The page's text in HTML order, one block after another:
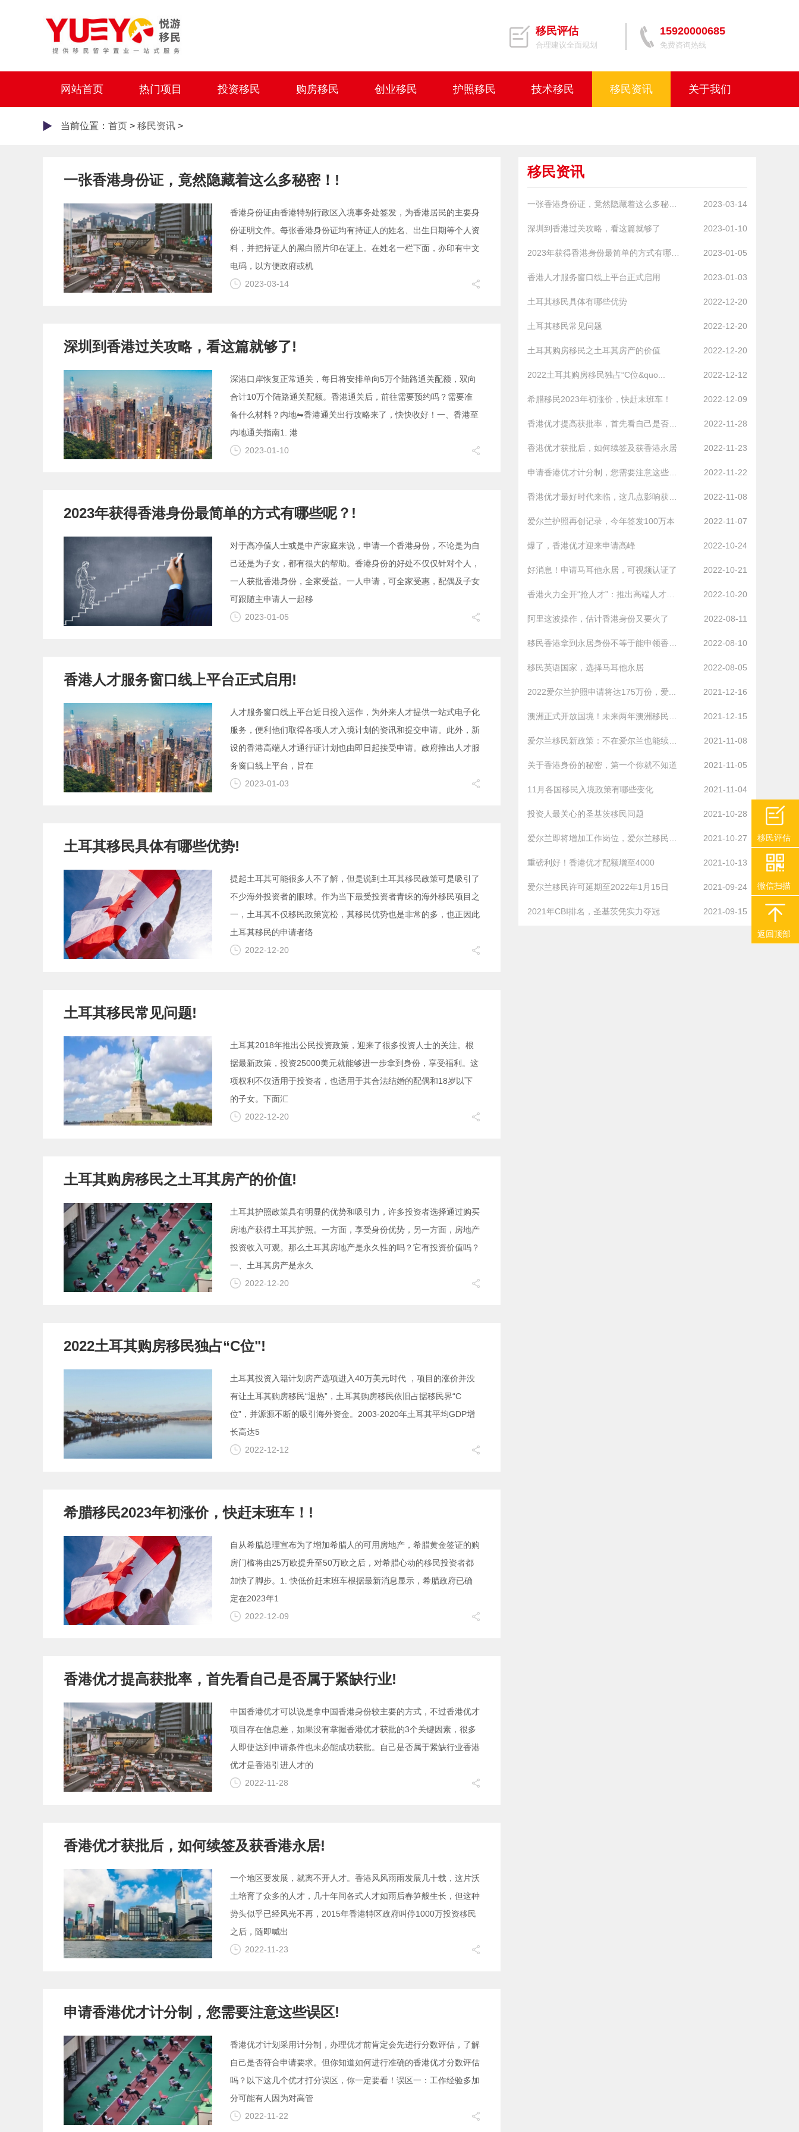
15920000685
免费咨询热线
移民评估
合理建议全面规划
网站首页 热门项目 投资移民 购房移民 创业移民 护照移民 技术移民 移民资讯 关于我们
当前位置： 首页 > 移民资讯 >
一张香港身份证，竟然隐藏着这么多秘密！!
香港身份证由香港特别行政区入境事务处签发，为香港居民的主要身
份证明文件。每张香港身份证均有持证人的姓名、出生日期等个人资
料，并把持证人的黑白照片印在证上。在姓名一栏下面，亦印有中文
电码，以方便政府或机
2023-03-14
深圳到香港过关攻略，看这篇就够了!
深港口岸恢复正常通关，每日将安排单向5万个陆路通关配额，双向
合计10万个陆路通关配额。香港通关后，前往需要预约吗？需要准
备什么材料？内地⇋香港通关出行攻略来了，快快收好！一、香港至
内地通关指南1. 港
2023-01-10
2023年获得香港身份最简单的方式有哪些呢？!
对于高净值人士或是中产家庭来说，申请一个香港身份，不论是为自
己还是为子女，都有很大的帮助。香港身份的好处不仅仅针对个人，
一人获批香港身份，全家受益。一人申请，可全家受惠，配偶及子女
可跟随主申请人一起移
2023-01-05
香港人才服务窗口线上平台正式启用!
人才服务窗口线上平台近日投入运作，为外来人才提供一站式电子化
服务，便利他们取得各项人才入境计划的资讯和提交申请。此外，新
设的香港高端人才通行证计划也由即日起接受申请。政府推出人才服
务窗口线上平台，旨在
2023-01-03
土耳其移民具体有哪些优势!
提起土耳其可能很多人不了解，但是说到土耳其移民政策可是吸引了
不少海外投资者的眼球。作为当下最受投资者青睐的海外移民项目之
一，土耳其不仅移民政策宽松，其移民优势也是非常的多，也正因此
土耳其移民的申请者络
2022-12-20
土耳其移民常见问题!
土耳其2018年推出公民投资政策，迎来了很多投资人士的关注。根
据最新政策，投资25000美元就能够进一步拿到身份，享受福利。这
项权利不仅适用于投资者，也适用于其合法结婚的配偶和18岁以下
的子女。下面汇
2022-12-20
土耳其购房移民之土耳其房产的价值!
土耳其护照政策具有明显的优势和吸引力，许多投资者选择通过购买
房地产获得土耳其护照。一方面，享受身份优势，另一方面，房地产
投资收入可观。那么土耳其房地产是永久性的吗？它有投资价值吗？
一、土耳其房产是永久
2022-12-20
2022土耳其购房移民独占“C位"!
土耳其投资入籍计划房产选项进入40万美元时代 ，项目的涨价并没
有让土耳其购房移民“退热”，土耳其购房移民依旧占据移民界“C
位”，并源源不断的吸引海外资金。2003-2020年土耳其平均GDP增
长高达5
2022-12-12
希腊移民2023年初涨价，快赶末班车！!
自从希腊总理宣布为了增加希腊人的可用房地产，希腊黄金签证的购
房门槛将由25万欧提升至50万欧之后，对希腊心动的移民投资者都
加快了脚步。1. 快低价赶末班车根据最新消息显示，希腊政府已确
定在2023年1
2022-12-09
香港优才提高获批率，首先看自己是否属于紧缺行业!
中国香港优才可以说是拿中国香港身份较主要的方式，不过香港优才
项目存在信息差，如果没有掌握香港优才获批的3个关键因素，很多
人即使达到申请条件也未必能成功获批。自己是否属于紧缺行业香港
优才是香港引进人才的
2022-11-28
香港优才获批后，如何续签及获香港永居!
一个地区要发展，就离不开人才。香港风风雨雨发展几十载，这片沃
土培育了众多的人才，几十年间各式人才如雨后春笋般生长，但这种
势头似乎已经风光不再，2015年香港特区政府叫停1000万投资移民
之后，随即喊出
2022-11-23
申请香港优才计分制，您需要注意这些误区!
香港优才计划采用计分制，办理优才前肯定会先进行分数评估，了解
自己是否符合申请要求。但你知道如何进行准确的香港优才分数评估
吗？以下这几个优才打分误区，你一定要看！误区一：工作经验多加
分可能有人因为对高管
2022-11-22
移民资讯
2023-03-14
深圳到香港过关攻略，看这篇就够了 2023-01-10
2023-01-05
香港人才服务窗口线上平台正式启用 2023-01-03
土耳其移民具体有哪些优势 2022-12-20
土耳其移民常见问题 2022-12-20
土耳其购房移民之土耳其房产的价值 2022-12-20
2022土耳其购房移民独占“C位&quo... 2022-12-12
希腊移民2023年初涨价，快赶末班车！ 2022-12-09
2022-11-28
香港优才获批后，如何续签及获香港永居 2022-11-23
2022-11-22
2022-11-08
爱尔兰护照再创记录，今年签发100万本 2022-11-07
爆了，香港优才迎来申请高峰 2022-10-24
好消息！申请马耳他永居，可视频认证了 2022-10-21
2022-10-20
阿里这波操作，估计香港身份又要火了 2022-08-11
2022-08-10
移民英语国家，选择马耳他永居 2022-08-05
2022爱尔兰护照申请将达175万份，爱... 2021-12-16
2021-12-15
2021-11-08
关于香港身份的秘密，第一个你就不知道 2021-11-05
11月各国移民入境政策有哪些变化 2021-11-04
投资人最关心的圣基茨移民问题 2021-10-28
2021-10-27
重磅利好！香港优才配额增至4000 2021-10-13
爱尔兰移民许可延期至2022年1月15日 2021-09-24
2021年CBI排名，圣基茨凭实力夺冠 2021-09-15
移民评估
微信扫描
返回顶部